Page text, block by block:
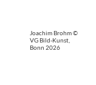
Joachim Brohm ©
VG Bild-Kunst,
Bonn 2026